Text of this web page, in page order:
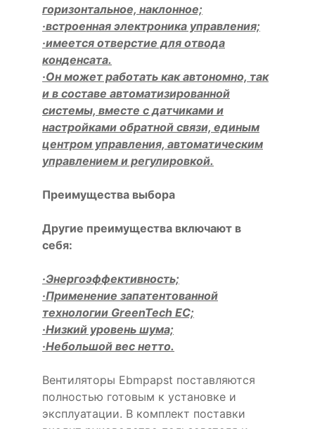
горизонтальное, наклонное;
·встроенная электроника управления;
·имеется отверстие для отвода
конденсата.
·Он может работать как автономно, так
и в составе автоматизированной
системы, вместе с датчиками и
настройками обратной связи, единым
центром управления, автоматическим
управлением и регулировкой.
Преимущества выбора
Другие преимущества включают в
себя:
·Энергоэффективность;
·Применение запатентованной
технологии GreenTech EC;
·Низкий уровень шума;
·Небольшой вес нетто.
Вентиляторы Ebmpapst поставляются
полностью готовым к установке и
эксплуатации. В комплект поставки